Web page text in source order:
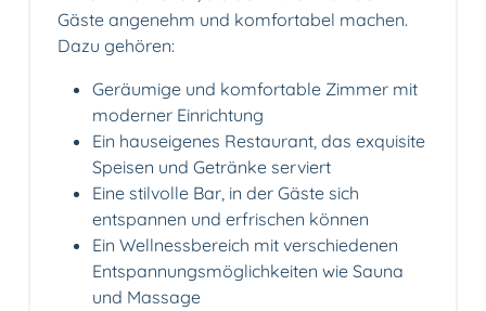
Gäste angenehm und komfortabel machen.
Dazu gehören:
Geräumige und komfortable Zimmer mit
moderner Einrichtung
Ein hauseigenes Restaurant, das exquisite
Speisen und Getränke serviert
Eine stilvolle Bar, in der Gäste sich
entspannen und erfrischen können
Ein Wellnessbereich mit verschiedenen
Entspannungsmöglichkeiten wie Sauna
und Massage